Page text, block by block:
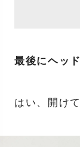
最後にヘッ
はい、開け